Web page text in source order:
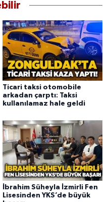
Ticari taksi otomobile
arkadan çarptı: Taksi
kullanılamaz hale geldi
İbrahim Süheyla İzmirli Fen
Lisesinden YKS’de büyük